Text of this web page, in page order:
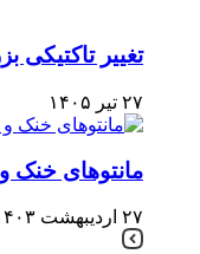
تغییر
۲۷ تیر ۱۴۰۵
مانتوهای خنک
۲۷ اردیبهشت ۱۴۰۳